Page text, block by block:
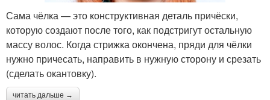
Сама чёлка — это конструктивная деталь причёски,
которую создают после того, как подстригут остальную
массу волос. Когда стрижка окончена, пряди для чёлки
нужно причесать, направить в нужную сторону и срезать
(сделать окантовку).
читать дальше →